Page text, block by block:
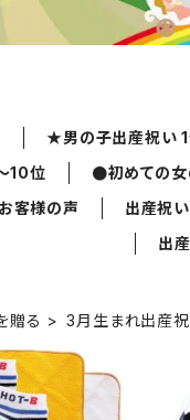
★男の子出産祝い
10位
●初めての
お客様の声 出産祝
出
贈る 3月生まれ出産